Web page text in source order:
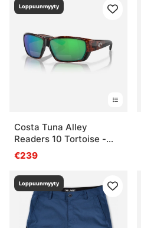
Loppuunmyyty
Costa Tuna Alley
Readers 10 Tortoise -
Grn Mir 580P
€239
Loppuunmyyty